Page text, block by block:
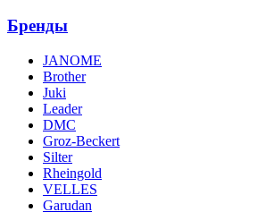
Бренды
JANOME
Brother
Juki
Leader
DMC
Groz-Beckert
Silter
Rheingold
VELLES
Garudan